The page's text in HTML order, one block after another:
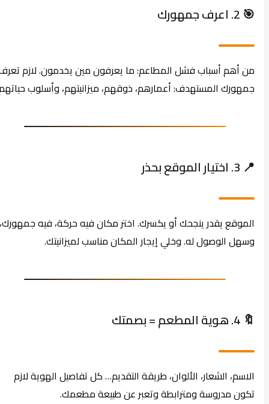
من أهم أسباب فشل المطاعم: ما يعرفون مين يخدمون. لازم تعرف
جمهورك المستهدف: أعمارهم، ذوقهم، ميزانيتهم، وأسلوب حياتهم.
الموقع يقدر ينجحك أو يكسرك. اختر مكان فيه حركة، فيه جمهورك،
وسهل الوصول له. وخلي إيجار المكان مناسب لميزانيتك.
الاسم، الشعار، الألوان، طريقة التقديم… كل تفاصيل الهوية لازم
تكون مدروسة ومترابطة وتعبر عن طبيعة مطعمك.